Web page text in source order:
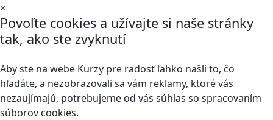
×
Povoľte cookies a užívajte si naše stránky
tak, ako ste zvyknutí
Aby ste na webe Kurzy pre radosť ľahko našli to, čo
hľadáte, a nezobrazovali sa vám reklamy, ktoré vás
nezaujímajú, potrebujeme od vás súhlas so spracovaním
súborov cookies.